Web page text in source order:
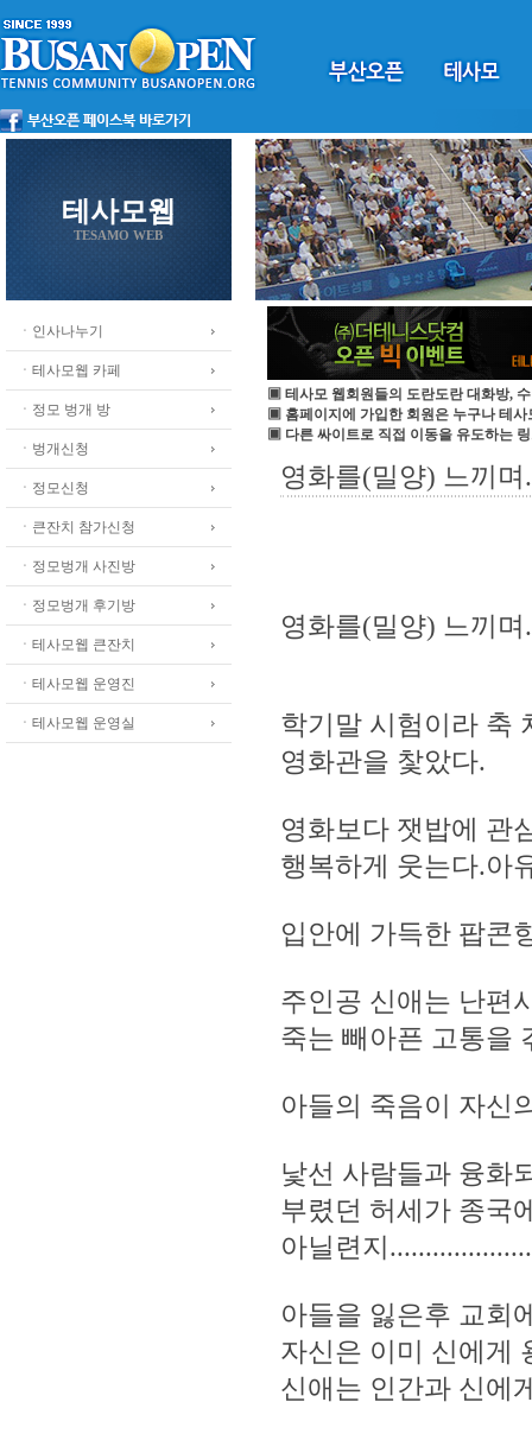
테사모웹
TESAMO WEB
ㆍ인사나누기
ㆍ테사모웹 카페
ㆍ정모 벙개 방
ㆍ벙개신청
ㆍ정모신청
ㆍ큰잔치 참가신청
ㆍ정모벙개 사진방
ㆍ정모벙개 후기방
ㆍ테사모웹 큰잔치
ㆍ테사모웹 운영진
ㆍ테사모웹 운영실
▣ 테사모 웹회원들의 도란도란 대화방,
▣ 홈페이지에 가입한 회원은 누구나 테사
▣ 다른 싸이트로 직접 이동을 유도하는
영화를(밀양) 느끼며
영화를(밀양) 느끼며
학기말 시험이라 축
영화관을 찿았다.
영화보다 잿밥에 관
행복하게 웃는다.아
입안에 가득한 팝콘
주인공 신애는 난편
죽는 빼아픈 고통을
아들의 죽음이 자신
낯선 사람들과 융화
부렸던 허세가 종국
아닐련지
아들을 잃은후 교회
자신은 이미 신에게
신애는 인간과 신에